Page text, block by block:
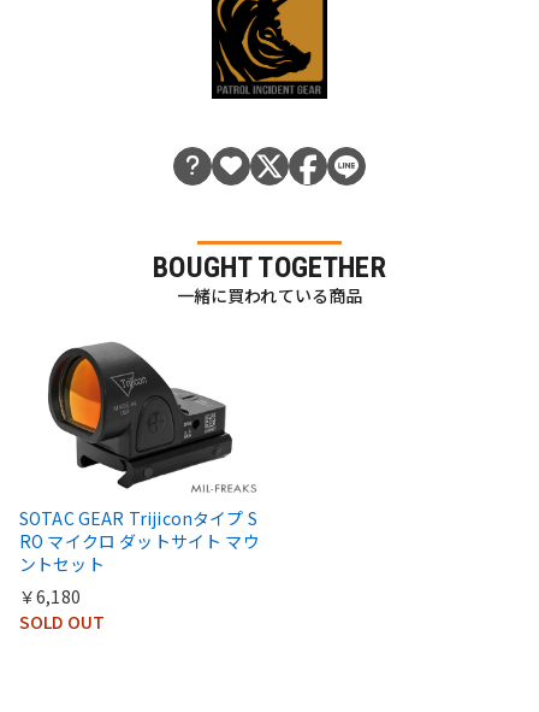
BOUGHT TOGETHER
一緒に買われている商品
SOTAC GEAR Trijiconタイプ S
RO マイクロ ダットサイト マウ
ントセット
￥6,180
SOLD OUT